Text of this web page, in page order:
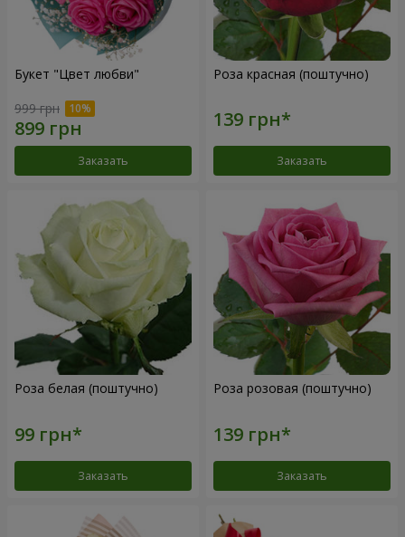
Букет "Цвет любви"
999 грн
Заказать
Роза красная (поштучно)
Заказать
Роза белая (поштучно)
Заказать
Роза розовая (поштучно)
Заказать